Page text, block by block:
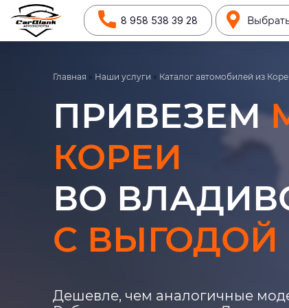
8 958 538 39 28
Главная » Наши услуги » Каталог автомобилей из
ПРИВЕЗЕМ
КОРЕИ
ВО
С ВЫГОДОЙ
Дешевле, чем аналогичные